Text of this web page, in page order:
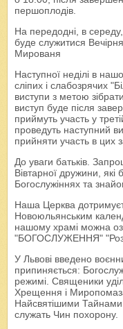
першоплодів.
На передодні, в середу,
буде служитися
Мированя
Наступної неділі в
сліпих і слабозрячих
виступи з метою
виступ буде після
приймуть участь у
проведуть наступний
прийняти участь в цих
До уваги батьків.
Вівтарної дружини, які
Богослужіннях та
Наша Церква
Новоюльянським
нашому храмі можна
"БОГОСЛУЖЕННЯ"
У Львові введено
припиняється:
режимі. Священики
Хрещення і
Найсвятішими
служать Чин похорону.